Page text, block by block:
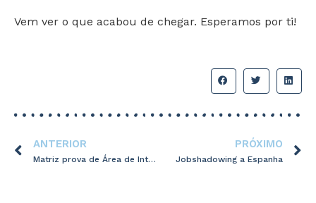
Vem ver o que acabou de chegar. Esperamos por ti!
ANTERIOR
Matriz prova de Área de Integração – 7/11/2023
PRÓXIMO
Jobshadowing a Espanha